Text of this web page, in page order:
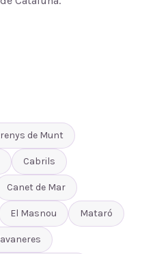
de Munt
Cabrils
Canet de Mar
El Masnou Mataró